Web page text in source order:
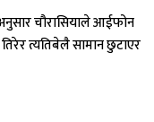
चौरासियाले आईफोन
त्यतिबेलै सामान छुटाएर